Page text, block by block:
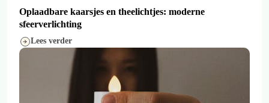
Oplaadbare kaarsjes en theelichtjes: moderne
sfeerverlichting
Lees verder